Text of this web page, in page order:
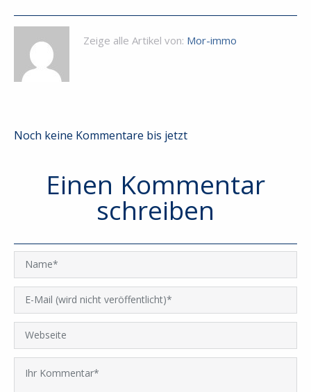
Zeige alle Artikel von: Mor-immo
Noch keine Kommentare bis jetzt
Einen Kommentar
schreiben